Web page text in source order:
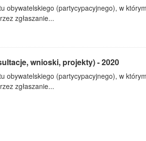
obywatelskiego (partycypacyjnego), w
zgłaszanie...
wnioski, projekty) - 2020
obywatelskiego (partycypacyjnego), w
zgłaszanie...